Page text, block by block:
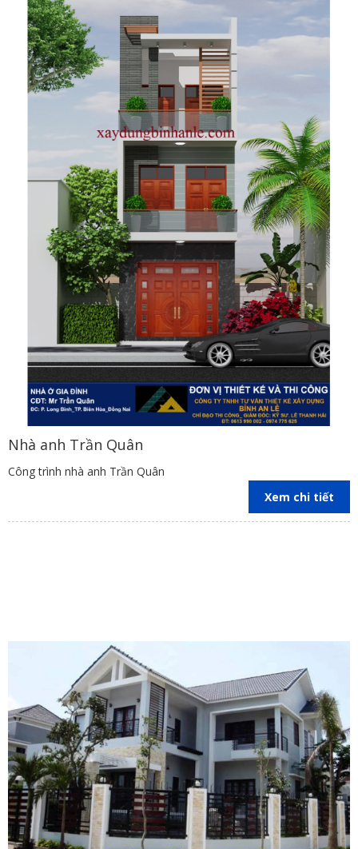
Nhà anh Trần Quân
Công trình nhà anh Trần Quân
Xem chi tiết